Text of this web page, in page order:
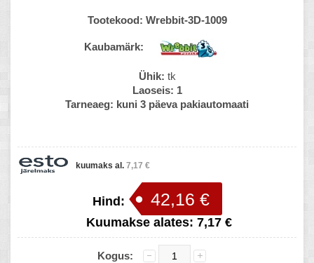
Tootekood: Wrebbit-3D-1009
Kaubamärk:
Ühik: tk
Laoseis: 1
Tarneaeg: kuni 3 päeva pakiautomaati
kuumaks al. 7,17 €
Hind: 42,16 €
Kuumakse alates: 7,17 €
Kogus: